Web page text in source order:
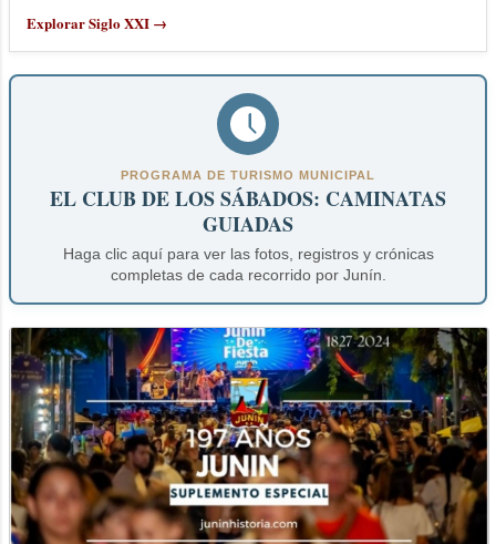
Explorar Siglo XXI →
PROGRAMA DE TURISMO MUNICIPAL
EL CLUB DE LOS SÁBADOS: CAMINATAS
GUIADAS
Haga clic aquí para ver las fotos, registros y crónicas
completas de cada recorrido por Junín.